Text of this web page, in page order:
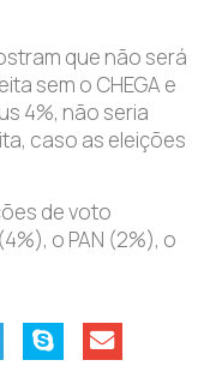
que não será
sem o CHEGA e
4%, não seria
caso as eleições
de voto
o PAN (2%), o